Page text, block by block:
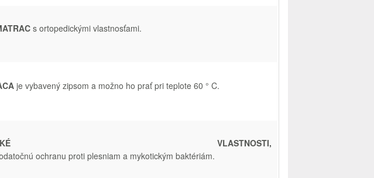
s ortopedickými vlastnosťami.
je vybavený zipsom a možno ho prať pri teplote 60 ° C.
VLASTNOSTI,
ochranu proti plesniam a mykotickým baktériám.